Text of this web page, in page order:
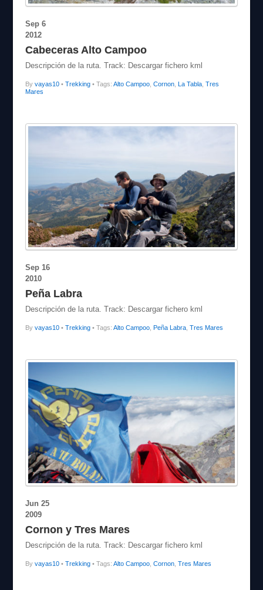
Sep 6
2012
Cabeceras Alto Campoo
Descripción de la ruta. Track: Descargar fichero kml
By vayas10• Trekking • Tags: Alto Campoo, Cornon, La Tabla, Tres
Mares
Sep 16
2010
Peña Labra
Descripción de la ruta. Track: Descargar fichero kml
By vayas10• Trekking • Tags: Alto Campoo, Peña Labra, Tres Mares
Jun 25
2009
Cornon y Tres Mares
Descripción de la ruta. Track: Descargar fichero kml
By vayas10• Trekking • Tags: Alto Campoo, Cornon, Tres Mares